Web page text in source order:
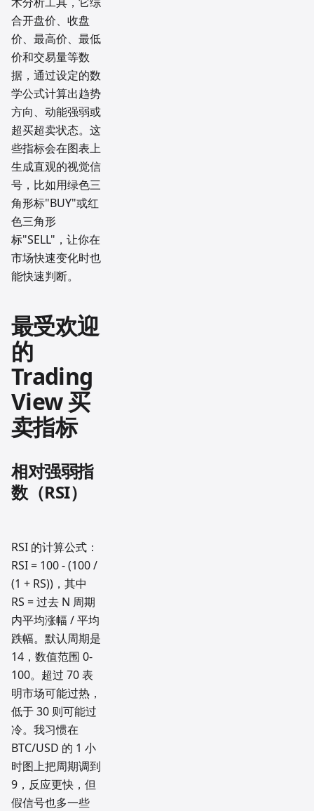
合开盘价、收盘
价、最高价、最低
价和交易量等数
据，通过设定的数
学公式计算出趋势
方向、动能强弱或
超买超卖状态。这
些指标会在图表上
生成直观的视觉信
号，比如用绿色三
角形标"BUY"或红
色三角形
标"SELL"，让你在
市场快速变化时也
能快速判断。
最受欢迎
的
Trading
View 买
卖指标
相对强弱指
数（RSI）
RSI 的计算公式：
RSI = 100 - (100 /
(1 + RS))，其中
RS = 过去 N 周期
内平均涨幅 / 平均
跌幅。默认周期是
14，数值范围 0-
100。超过 70 表
明市场可能过热，
低于 30 则可能过
冷。我习惯在
BTC/USD 的 1 小
时图上把周期调到
9，反应更快，但
假信号也多一些